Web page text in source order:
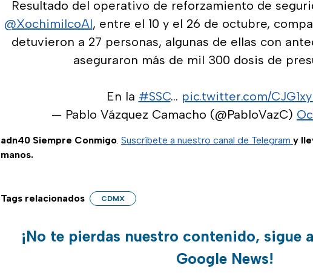
Resultado del operativo de reforzamiento de
@XochimilcoAl, entre el 10 y el 26 de octubre,
detuvieron a 27 personas, algunas de ellas con
aseguraron más de mil 300 dosis de
En la #SSC… pic.twitter.com/
— Pablo Vázquez Camacho (@PabloVazC)
adn40 Siempre Conmigo. Suscríbete a nuestro canal de Telegram y
manos.
Tags relacionados CDMX
¡No te pierdas nuestro contenido, sigue
Google News!